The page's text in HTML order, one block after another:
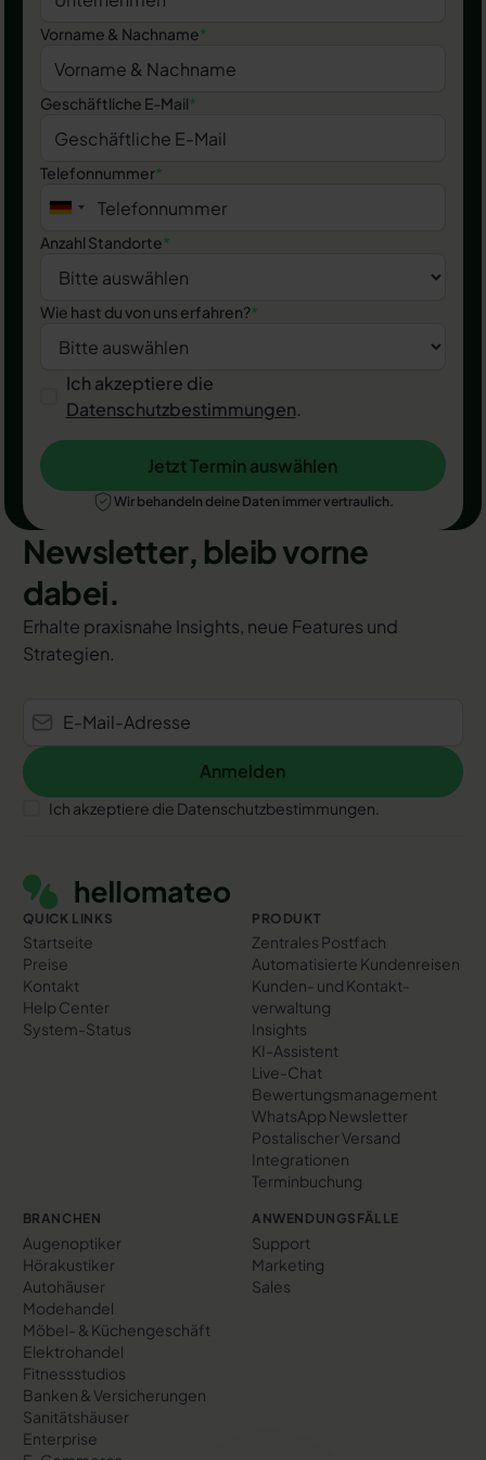
Vorname & Nachname*
Geschäftliche E-Mail*
Telefonnummer*
Anzahl Standorte*
Wie hast du von uns erfahren?*
Ich akzeptiere die
Datenschutzbestimmungen.
Jetzt Termin auswählen
Jetzt Termin auswählen
Wir behandeln deine Daten immer vertraulich.
Newsletter, bleib vorne
dabei.
Erhalte praxisnahe Insights, neue Features und
Strategien.
Anmelden
Anmelden
Ich akzeptiere die Datenschutzbestimmungen.
QUICK LINKS
Startseite
Preise
Kontakt
Help Center
System-Status
PRODUKT
Zentrales Postfach
Automatisierte Kundenreisen
Kunden- und Kontakt­
verwaltung
Insights
KI-Assistent
Live-Chat
Bewertungs­management
WhatsApp Newsletter
Postalischer Versand
Integrationen
Terminbuchung
BRANCHEN
Augenoptiker
Hörakustiker
Autohäuser
Modehandel
Möbel- & Küchengeschäft
Elektrohandel
Fitnessstudios
Banken & Versicherungen
Sanitätshäuser
Enterprise
ANWENDUNGSFÄLLE
Support
Marketing
Sales